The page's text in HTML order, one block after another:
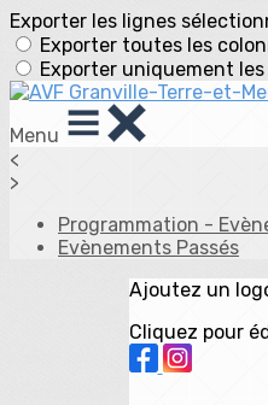
Exporter les lignes
Exporter toutes les
Exporter uniquement
Menu
<
>
Programmation -
Evènements Passés
Ajoutez un
Cliquez pour